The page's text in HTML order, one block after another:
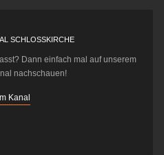
SCHLOSSKIRCHE
Dann einfach mal auf unserem
nachschauen!
Kanal